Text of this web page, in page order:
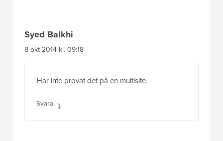
Syed Balkhi
8 okt 2014 kl. 09:18
Har inte provat det på en multisite.
Svara